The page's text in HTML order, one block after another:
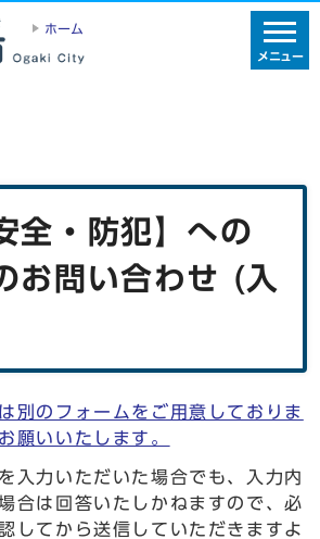
ホーム
メニュー
全・防犯】への
お問い合わせ (入
別のフォームをご用意しておりま
願いいたします。
入力いただいた場合でも、入力内
合は回答いたしかねますので、必
してから送信していただきますよ